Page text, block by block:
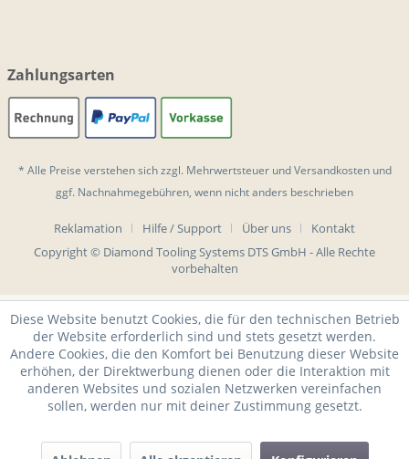
Zahlungsarten
* Alle Preise verstehen sich zzgl. Mehrwertsteuer undVersandkostenund
ggf. Nachnahmegebühren, wenn nicht anders beschrieben
Reklamation Hilfe / Support Über uns
Kontakt
Copyright © Diamond Tooling Systems DTS GmbH - Alle Rechte
vorbehalten
Diese Website benutzt Cookies, die für den technischen Betrieb
der Website erforderlich sind und stets gesetzt werden.
Andere Cookies, die den Komfort bei Benutzung dieser Website
erhöhen, der Direktwerbung dienen oder die Interaktion mit
anderen Websites und sozialen Netzwerken vereinfachen
sollen, werden nur mit deiner Zustimmung gesetzt.